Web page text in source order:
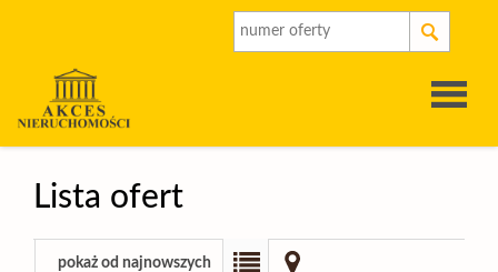
Lista ofert
pokaż od najnowszych